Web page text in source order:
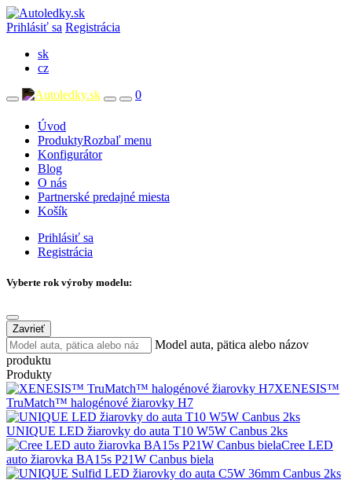
Prihlásiť sa Registrácia
sk
cz
0
Úvod
ProduktyRozbaľ menu
Konfigurátor
Blog
O nás
Partnerské predajné miesta
Košík
Prihlásiť sa
Registrácia
Vyberte rok výroby modelu:
Zavrieť
Model auta, pätica alebo názov
produktu
Produkty
XENESIS™
TruMatch™ halogénové žiarovky H7
UNIQUE LED žiarovky do auta T10 W5W Canbus 2ks
Cree LED
auto žiarovka BA15s P21W Canbus biela